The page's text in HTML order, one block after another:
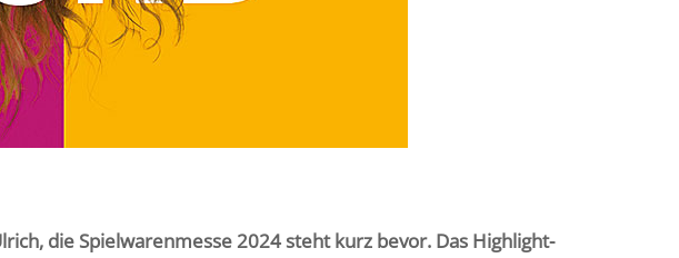
die Spielwarenmesse 2024 steht kurz bevor. Das Highlight-